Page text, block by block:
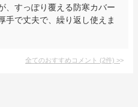
、すっぽり覆える防寒カバー
手で丈夫で、繰り返し使えま
全てのおすすめコメント (2件) >